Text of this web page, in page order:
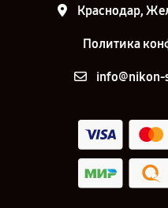
Краснодар,
Политика